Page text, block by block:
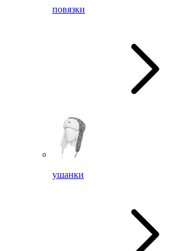
повязки
ушанки